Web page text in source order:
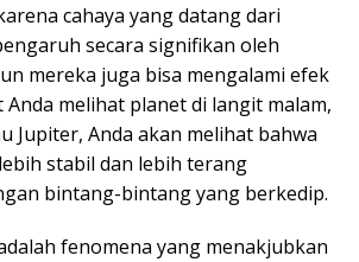
cahaya yang datang dari
secara signifikan oleh
mereka juga bisa mengalami efek
Anda melihat planet di langit malam,
Jupiter, Anda akan melihat bahwa
stabil dan lebih terang
bintang-bintang yang berkedip.
fenomena yang menakjubkan